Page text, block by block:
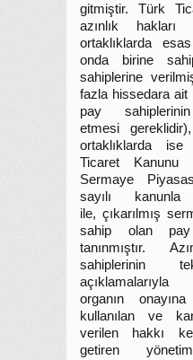
gitmiştir. Türk
azınlık
ortaklıklarda
onda birine
sahiplerine
fazla hissedara ait
pay
etmesi
ortaklıklarda ise
Ticaret Kanunu
Sermaye
sayılı
ile, çıkarılmış
sahip olan pay
tanınmıştır.
sahiplerinin
organın
kullanılan ve
verilen hakkı
getiren